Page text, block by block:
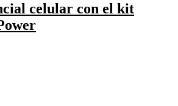
celular con el kit